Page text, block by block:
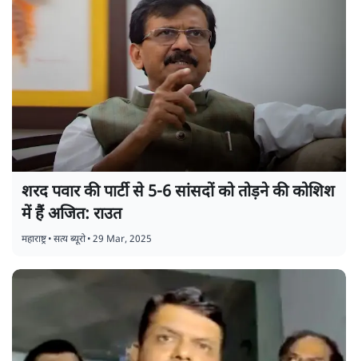
शरद पवार की पार्टी से 5-6 सांसदों को तोड़ने की कोशिश
में हैं अजित: राउत
महाराष्ट्र•सत्य ब्यूरो•29 Mar, 2025